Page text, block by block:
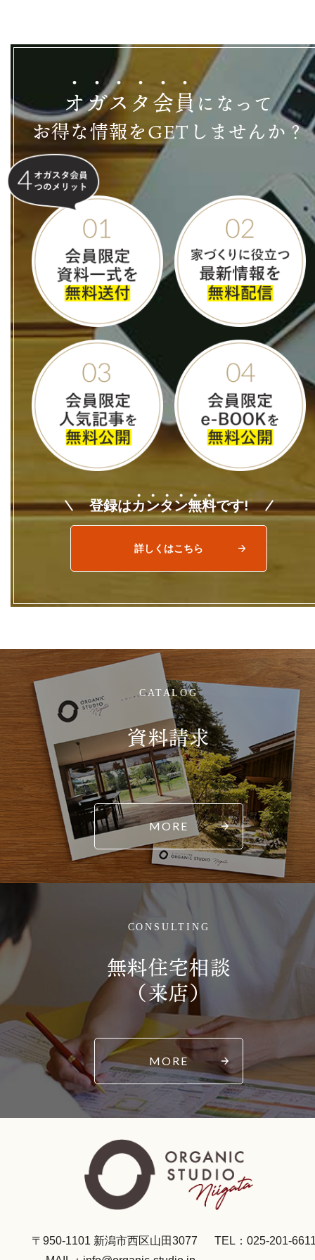
オガス タ会員になって
お得な情報をGETしませんか？
登録はカンタン無料です!
詳しくはこちら
CATALOG
資料請求
MORE
CONSULTING
無料住宅相談
（来店）
MORE
〒950-1101 新潟市西区山田3077
TEL：025-201-